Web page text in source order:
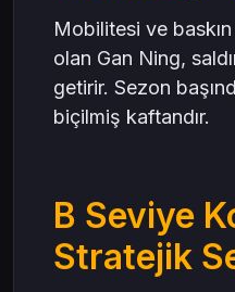
Mobilitesi ve
olan Gan Ning,
getirir. Sezon
biçilmiş kaftandır.
B Seviye
Stratejik